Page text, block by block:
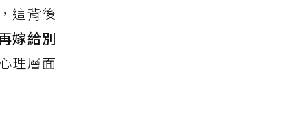
這背後
嫁給別
理層面